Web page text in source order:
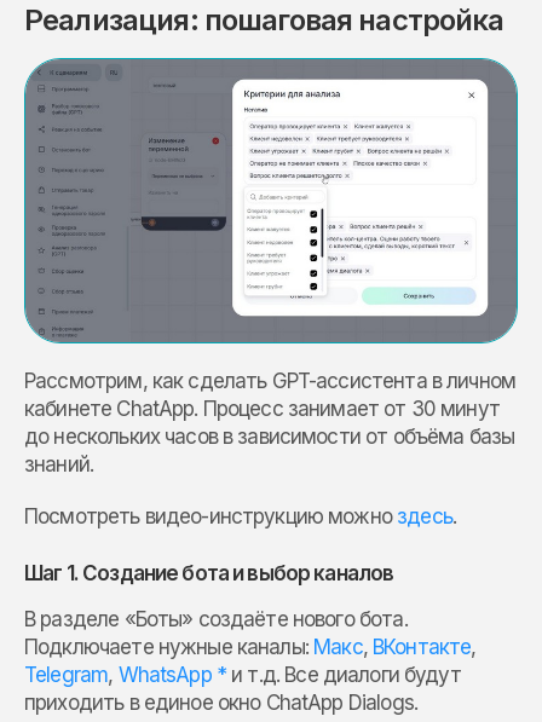
Реализация: пошаговая настройка
Рассмотрим, как сделать GPT-ассистента в личном
кабинете ChatApp. Процесс занимает от 30 минут
до нескольких часов в зависимости от объёма базы
знаний.
Посмотреть видео-инструкцию можно здесь.
Шаг 1. Создание бота и выбор каналов
В разделе «Боты» создаёте нового бота.
Подключаете нужные каналы: Макс, ВКонтакте,
Telegram, WhatsApp * и т.д. Все диалоги будут
приходить в единое окно ChatApp Dialogs.